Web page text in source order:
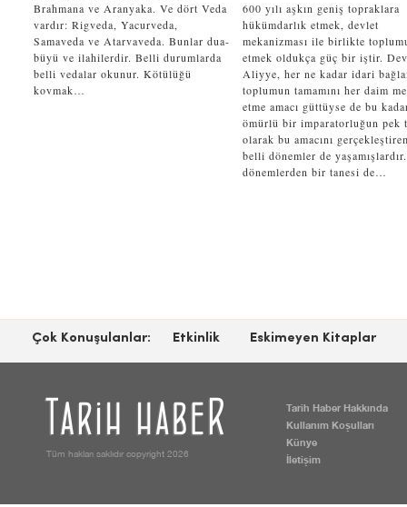
Brahmana ve Aranyaka. Ve dört Veda
vardır: Rigveda, Yacurveda,
Samaveda ve Atarvaveda. Bunlar dua-
büyü ve ilahilerdir. Belli durumlarda
belli vedalar okunur. Kötülüğü
kovmak…
600 yılı aşkın geniş topraklara
hükümdarlık etmek, devlet
mekanizması ile birlikte
etmek oldukça güç bir iştir.
Aliyye, her ne kadar idari
toplumun tamamını her daim
etme amacı güttüyse de bu
ömürlü bir imparatorluğun pek
olarak bu amacını
belli dönemler de
dönemlerden bir tanesi de…
Çok Konuşulanlar: Etkinlik Eskimeyen Kitaplar
Tarih Haber Hakkında
Kullanım Koşulları
Künye
İletişim
Tüm hakları saklıdır copyright 2026